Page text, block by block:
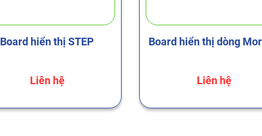
Board hiển thị STEP
Liên hệ
Board hiển thị dòng
Liên hệ